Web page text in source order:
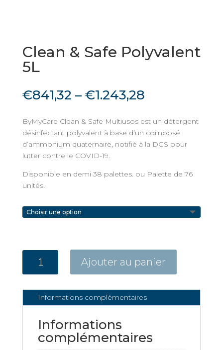
Clean & Safe Polyvalent
5L
€841,32 – €1.243,28
ByMyCare Clean & Safe Multiusos est un détergent
désinfectant polyvalent à base d’un composé
d’ammonium quaternaire, notifié à la DGS pour
lutter contre le COVID-19.
Disponible en demi 38 palettes. ou Palette de 76
unités.
&
Ajouter au panier
Informations complémentaires
Informations
complémentaires